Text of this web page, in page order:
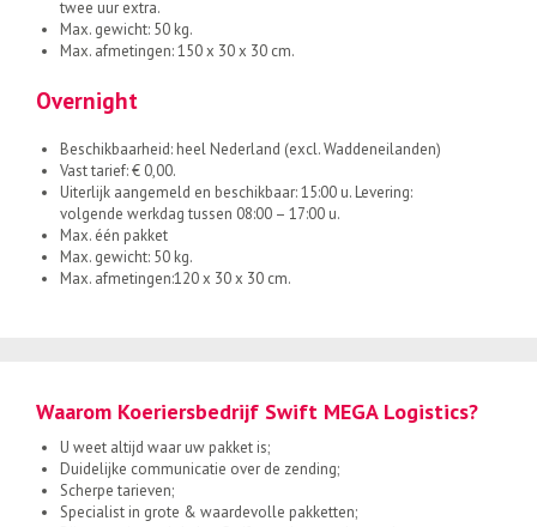
twee uur extra.
Max. gewicht: 50 kg.
Max. afmetingen: 150 x 30 x 30 cm.
Overnight
Beschikbaarheid: heel Nederland (excl. Waddeneilanden)
Vast tarief: € 0,00.
Uiterlijk aangemeld en beschikbaar: 15:00 u. Levering:
volgende werkdag tussen 08:00 – 17:00 u.
Max. één pakket
Max. gewicht: 50 kg.
Max. afmetingen:120 x 30 x 30 cm.
Waarom Koeriersbedrijf Swift MEGA Logistics?
U weet altijd waar uw pakket is;
Duidelijke communicatie over de zending;
Scherpe tarieven;
Specialist in grote & waardevolle pakketten;